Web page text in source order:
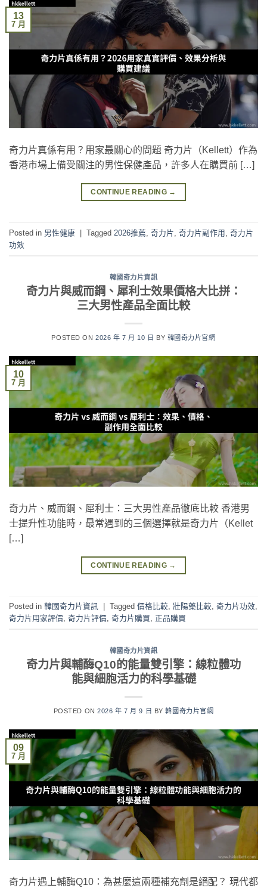
13
7 月
奇力片真係有用？用家最關心的問題 奇力片（Kellett）作為
香港市場上備受關注的男性保健產品，許多人在購買前 […]
CONTINUE READING →
Posted in 男性健康 | Tagged 2026推薦 奇力片 奇力片副作用 奇力片
功效
韓國奇力片資訊
奇力片與威而鋼、犀利士效果價格大比拼：
三大男性產品全面比較
POSTED ON2026 年 7 月 10 日 BY 韓國奇力片官網
10
7 月
奇力片、威而鋼、犀利士：三大男性產品徹底比較 香港男
士提升性功能時，最常遇到的三個選擇就是奇力片（Kellet
[…]
CONTINUE READING →
Posted in 韓國奇力片資訊 Tagged 價格比較 壯陽藥比較 奇力片功效
奇力片用家評價 奇力片評價 奇力片購買 正品購買
韓國奇力片資訊
奇力片與輔酶Q10的能量雙引擎：線粒體功
能與細胞活力的科學基礎
POSTED ON2026 年 7 月 9 日 BY韓國奇力片官網
09
7 月
奇力片遇上輔酶Q10：為甚麼這兩種補充劑是絕配？ 現代都